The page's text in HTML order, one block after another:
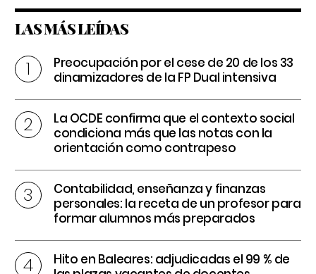
LAS MÁS LEÍDAS
Preocupación por el cese de 20 de los 33
dinamizadores de la FP Dual intensiva
La OCDE confirma que el contexto social
condiciona más que las notas con la
orientación como contrapeso
Contabilidad, enseñanza y finanzas
personales: la receta de un profesor para
formar alumnos más preparados
Hito en Baleares: adjudicadas el 99 % de